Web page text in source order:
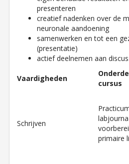
presenteren
creatief nadenken over de
neuronale aandoening
samenwerken en tot een
(presentatie)
actief deelnemen aan
Vaardigheden
cursus
Schrijven
primaire